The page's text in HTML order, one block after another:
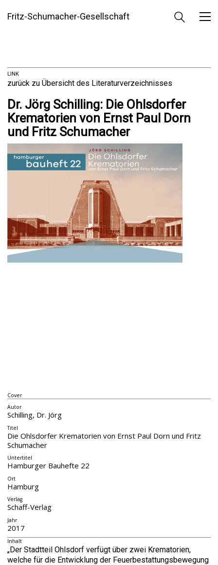
Fritz-Schumacher-Gesellschaft
LINK
zurück zu Übersicht des Literaturverzeichnisses
Dr. Jörg Schilling: Die Ohlsdorfer
Krematorien von Ernst Paul Dorn
und Fritz Schumacher
Cover
Autor
Schilling, Dr. Jörg
Titel
Die Ohlsdorfer Krematorien von Ernst Paul Dorn und Fritz
Schumacher
Untertitel
Hamburger Bauhefte 22
Ort
Hamburg
Verlag
Schaff-Verlag
Jahr
2017
Inhalt
„Der Stadtteil Ohlsdorf verfügt über zwei Krematorien,
welche für die Entwicklung der Feuerbestattungsbewegung